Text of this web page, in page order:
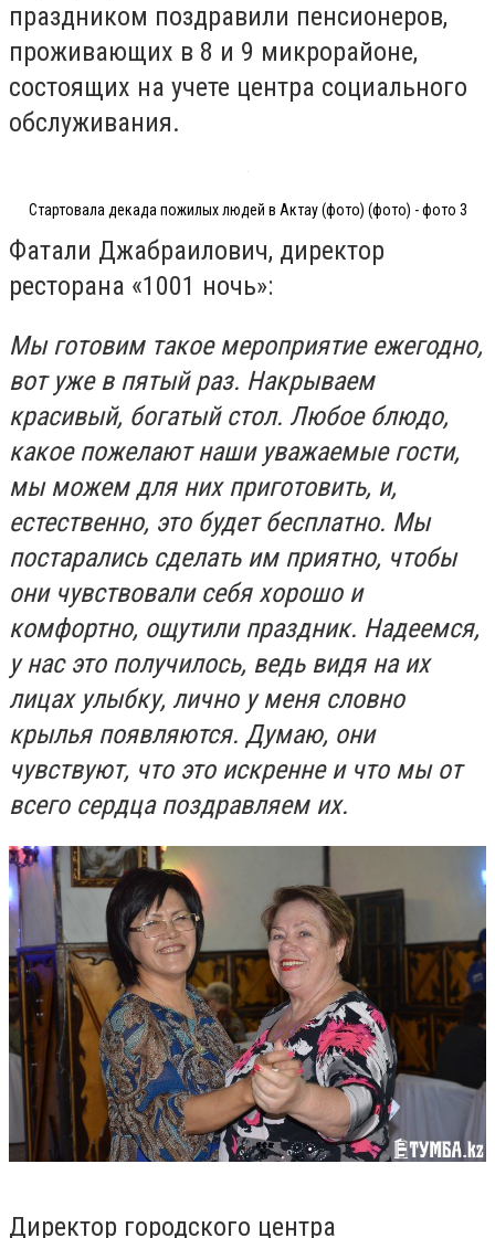
праздником поздравили пенсионеров,
проживающих в 8 и 9 микрорайоне,
состоящих на учете центра социального
обслуживания.
Стартовала декада пожилых людей в Актау (фото) (фото) - фото 3
Фатали Джабраилович, директор
ресторана «1001 ночь»:
Мы готовим такое мероприятие ежегодно,
вот уже в пятый раз. Накрываем
красивый, богатый стол. Любое блюдо,
какое пожелают наши уважаемые гости,
мы можем для них приготовить, и,
естественно, это будет бесплатно. Мы
постарались сделать им приятно, чтобы
они чувствовали себя хорошо и
комфортно, ощутили праздник. Надеемся,
у нас это получилось, ведь видя на их
лицах улыбку, лично у меня словно
крылья появляются. Думаю, они
чувствуют, что это искренне и что мы от
всего сердца поздравляем их.
Директор городского центра